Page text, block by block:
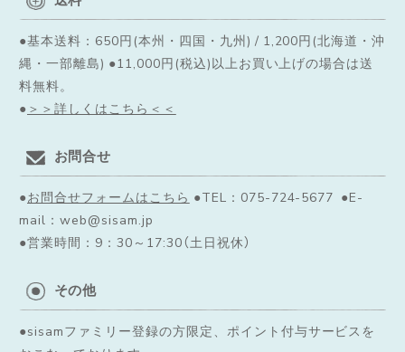
●基本送料：650円(本州・四国・九州) / 1,200円(北海道・沖
縄・一部離島) ●11,000円(税込)以上お買い上げの場合は送
料無料。
● ＞＞詳しくはこちら＜＜
お問合せ
●お問合せフォームはこちら ●TEL：075-724-5677 ●E-
mail：web@sisam.jp
●営業時間：9：30～17:30（土日祝休）
その他
●sisamファミリー登録の方限定、ポイント付与サービスを